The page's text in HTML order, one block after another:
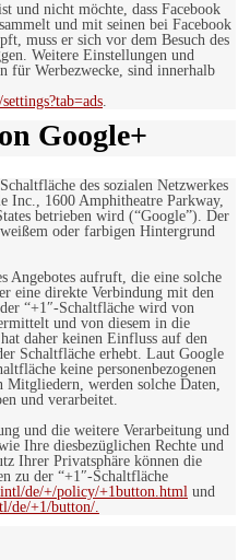
und nicht möchte, dass Facebook
und mit seinen bei Facebook
muss er sich vor dem Besuch des
Weitere Einstellungen und
für Werbezwecke, sind innerhalb
.
Google+
des sozialen Netzwerkes
Inc., 1600 Amphitheatre Parkway,
betrieben wird (“Google”). Der
oder farbigen Hintergrund
Angebotes aufruft, die eine solche
eine direkte Verbindung mit den
“+1″-Schaltfläche wird von
und von diesem in die
daher keinen Einfluss auf den
Schaltfläche erhebt. Laut Google
keine personenbezogenen
Mitgliedern, werden solche Daten,
und verarbeitet.
und die weitere Verarbeitung und
Ihre diesbezüglichen Rechte und
Ihrer Privatsphäre können die
zu der “+1″-Schaltfläche
de/+/policy/+1button.html und
de/+1/button/.